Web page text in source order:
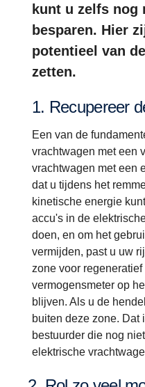
kunt u zelfs nog
besparen. Hier
potentieel van
zetten.
1.
Een van de
vrachtwagen met een
vrachtwagen met een
dat u tijdens het
kinetische energie
accu's in de
doen, en om het
vermijden, past u uw
zone voor
vermogensmeter op
blijven. Als u de
buiten deze zone. Dat
bestuurder die nog
elektrische